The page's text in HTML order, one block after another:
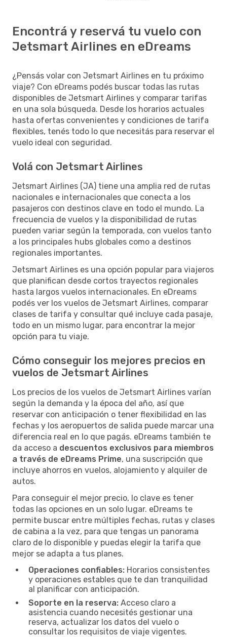
Encontrá y reservá tu vuelo con
Jetsmart Airlines en eDreams
¿Pensás volar con Jetsmart Airlines en tu próximo
viaje? Con eDreams podés buscar todas las rutas
disponibles de Jetsmart Airlines y comparar tarifas
en una sola búsqueda. Desde los horarios actuales
hasta ofertas convenientes y condiciones de tarifa
flexibles, tenés todo lo que necesitás para reservar el
vuelo ideal con seguridad.
Volá con Jetsmart Airlines
Jetsmart Airlines (JA) tiene una amplia red de rutas
nacionales e internacionales que conecta a los
pasajeros con destinos clave en todo el mundo. La
frecuencia de vuelos y la disponibilidad de rutas
pueden variar según la temporada, con vuelos tanto
a los principales hubs globales como a destinos
regionales importantes.
Jetsmart Airlines es una opción popular para viajeros
que planifican desde cortos trayectos regionales
hasta largos vuelos internacionales. En eDreams
podés ver los vuelos de Jetsmart Airlines, comparar
clases de tarifa y consultar qué incluye cada pasaje,
todo en un mismo lugar, para encontrar la mejor
opción para tu viaje.
Cómo conseguir los mejores precios en
vuelos de Jetsmart Airlines
Los precios de los vuelos de Jetsmart Airlines varían
según la demanda y la época del año, así que
reservar con anticipación o tener flexibilidad en las
fechas y los aeropuertos de salida puede marcar una
diferencia real en lo que pagás. eDreams también te
da acceso a descuentos exclusivos para miembros
a través de eDreams Prime, una suscripción que
incluye ahorros en vuelos, alojamiento y alquiler de
autos.
Para conseguir el mejor precio, lo clave es tener
todas las opciones en un solo lugar. eDreams te
permite buscar entre múltiples fechas, rutas y clases
de cabina a la vez, para que tengas un panorama
claro de lo disponible y puedas elegir la tarifa que
mejor se adapta a tus planes.
Operaciones confiables: Horarios consistentes
y operaciones estables que te dan tranquilidad
al planificar con anticipación.
Soporte en la reserva: Acceso claro a
asistencia cuando necesités gestionar una
reserva, actualizar los datos del vuelo o
consultar los requisitos de viaje vigentes.